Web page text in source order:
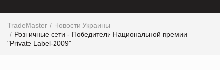
TradeMaster
Новости Украины
Розничные сети - Победители Национальной премии
"Private Label-2009"